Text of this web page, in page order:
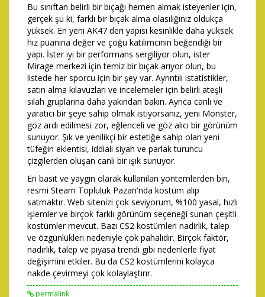
Bu sınıftan belirli bir bıçağı hemen almak isteyenler için,
gerçek şu ki, farklı bir bıçak alma olasılığınız oldukça
yüksek. En yeni AK47 deri yapısı kesinlikle daha yüksek
hız puanına değer ve çoğu katılımcının beğendiği bir
yapı. İster iyi bir performans sergiliyor olun, ister
Mirage merkezi için temiz bir bıçak arıyor olun, bu
listede her sporcu için bir şey var. Ayrıntılı istatistikler,
satın alma kılavuzları ve incelemeler için belirli ateşli
silah gruplarına daha yakından bakın. Ayrıca canlı ve
yaratıcı bir şeye sahip olmak istiyorsanız, yeni Monster,
göz ardı edilmesi zor, eğlenceli ve göz alıcı bir görünüm
sunuyor. Şık ve yenilikçi bir estetiğe sahip olan yeni
tüfeğin eklentisi, iddialı siyah ve parlak turuncu
çizgilerden oluşan canlı bir ışık sunuyor.
En basit ve yaygın olarak kullanılan yöntemlerden biri,
resmi Steam Topluluk Pazarı'nda kostüm alıp
satmaktır. Web sitenizi çok seviyorum, %100 yasal, hızlı
işlemler ve birçok farklı görünüm seçeneği sunan çeşitli
kostümler mevcut. Bazı CS2 kostümleri nadirlik, talep
ve özgünlükleri nedeniyle çok pahalıdır. Birçok faktör,
nadirlik, talep ve piyasa trendi gibi nedenlerle fiyat
değişimini etkiler. Bu da CS2 kostümlerini kolayca
nakde çevirmeyi çok kolaylaştırır.
permalink